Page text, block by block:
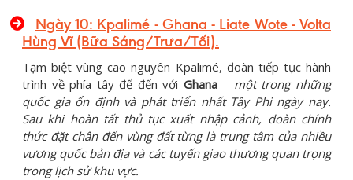
Ngày 10: Kpalimé - Ghana - Liate Wote - Volta
Hùng Vĩ (Bữa Sáng/Trưa/Tối).
Tạm biệt vùng cao nguyên Kpalimé, đoàn tiếp tục hành
trình về phía tây để đến với Ghana– một trong những
quốc gia ổn định và phát triển nhất Tây Phi ngày nay.
Sau khi hoàn tất thủ tục xuất nhập cảnh, đoàn chính
thức đặt chân đến vùng đất từng là trung tâm của nhiều
vương quốc bản địa và các tuyến giao thương quan trọng
trong lịch sử khu vực.